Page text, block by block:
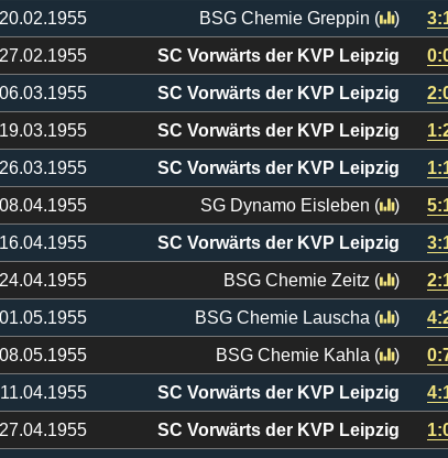
20.02.1955
BSG Chemie Greppin ( )
27.02.1955
SC Vorwärts der KVP Leipzig
06.03.1955
SC Vorwärts der KVP Leipzig
19.03.1955
SC Vorwärts der KVP Leipzig
26.03.1955
SC Vorwärts der KVP Leipzig
08.04.1955
SG Dynamo Eisleben ( )
16.04.1955
SC Vorwärts der KVP Leipzig
24.04.1955
BSG Chemie Zeitz ( )
01.05.1955
BSG Chemie Lauscha ( )
08.05.1955
BSG Chemie Kahla ( )
11.04.1955
SC Vorwärts der KVP Leipzig
27.04.1955
SC Vorwärts der KVP Leipzig